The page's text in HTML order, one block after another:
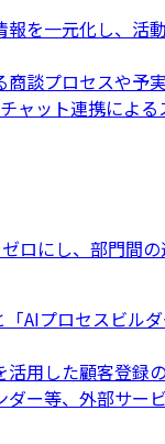
報を一元化し、活
商談プロセスや予
ャット連携による
ロにし、部門間
「AIプロセスビル
活用した顧客登録
ダー等、外部サー